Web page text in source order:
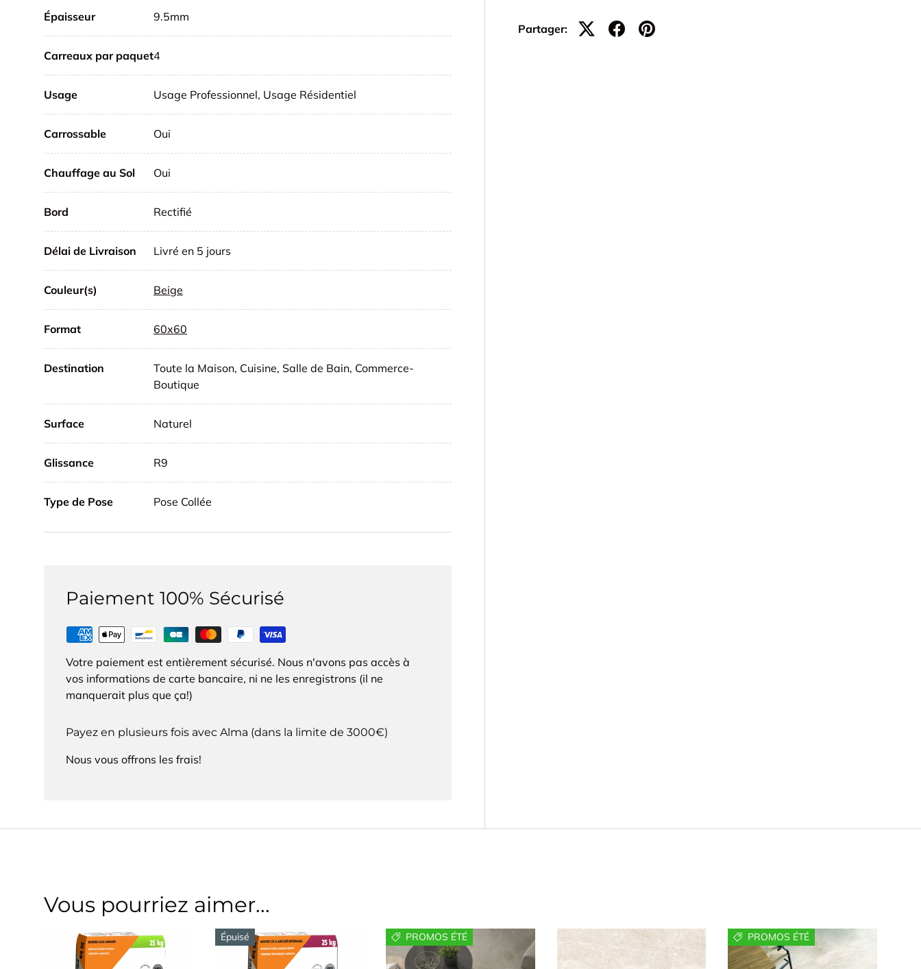
Partager:
Épaisseur 9.5mm
Carreaux par paquet4
Usage Usage Professionnel, Usage Résidentiel
Carrossable Oui
Chauffage au Sol Oui
Bord Rectifié
Délai de Livraison Livré en 5 jours
Couleur(s) Beige
Format 60x60
Destination
Toute la Maison, Cuisine, Salle de Bain, Commerce-
Boutique
Surface Naturel
Glissance R9
Type de Pose Pose Collée
Paiement 100% Sécurisé
Votre paiement est entièrement sécurisé. Nous n'avons pas accès à
vos informations de carte bancaire, ni ne les enregistrons (il ne
manquerait plus que ça!)
Payez en plusieurs fois avec Alma (dans la limite de 3000€)
Nous vous offrons les frais!
Vous pourriez aimer...
Épuisé PROMOS ÉTÉ PROMOS ÉTÉ